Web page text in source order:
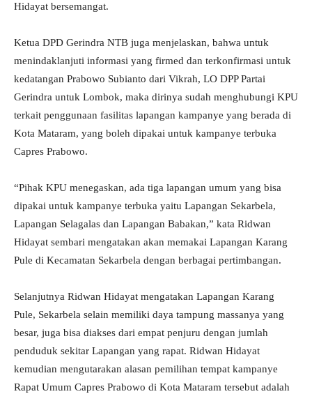
Hidayat bersemangat.
Ketua DPD Gerindra NTB juga menjelaskan, bahwa untuk
menindaklanjuti informasi yang firmed dan terkonfirmasi untuk
kedatangan Prabowo Subianto dari Vikrah, LO DPP Partai
Gerindra untuk Lombok, maka dirinya sudah menghubungi KPU
terkait penggunaan fasilitas lapangan kampanye yang berada di
Kota Mataram, yang boleh dipakai untuk kampanye terbuka
Capres Prabowo.
“Pihak KPU menegaskan, ada tiga lapangan umum yang bisa
dipakai untuk kampanye terbuka yaitu Lapangan Sekarbela,
Lapangan Selagalas dan Lapangan Babakan,” kata Ridwan
Hidayat sembari mengatakan akan memakai Lapangan Karang
Pule di Kecamatan Sekarbela dengan berbagai pertimbangan.
Selanjutnya Ridwan Hidayat mengatakan Lapangan Karang
Pule, Sekarbela selain memiliki daya tampung massanya yang
besar, juga bisa diakses dari empat penjuru dengan jumlah
penduduk sekitar Lapangan yang rapat. Ridwan Hidayat
kemudian mengutarakan alasan pemilihan tempat kampanye
Rapat Umum Capres Prabowo di Kota Mataram tersebut adalah